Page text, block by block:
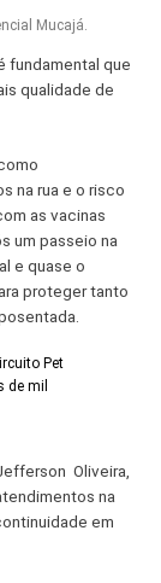
Mucajá.
fundamental que
qualidade de
na rua e o risco
as vacinas
um passeio na
e quase o
proteger tanto
Oliveira,
na
em